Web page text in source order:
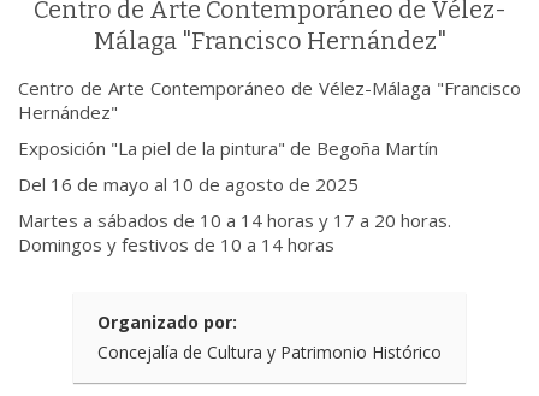
Centro de Arte Contemporáneo de Vélez-
Málaga "Francisco Hernández"
Centro de Arte Contemporáneo de Vélez-Málaga "Francisco
Hernández"
Exposición "La piel de la pintura" de Begoña Martín
Del 16 de mayo al 10 de agosto de 2025
Martes a sábados de 10 a 14 horas y 17 a 20 horas.
Domingos y festivos de 10 a 14 horas
Organizado por:
Concejalía de Cultura y Patrimonio Histórico